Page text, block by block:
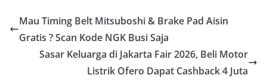
Mau Timing Belt Mitsuboshi & Brake Pad Aisin
Gratis ? Scan Kode NGK Busi Saja
Sasar Keluarga di Jakarta Fair 2026, Beli Motor
Listrik Ofero Dapat Cashback 4 Juta